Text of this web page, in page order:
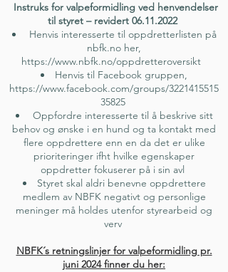
Instruks for valpeformidling ved henvendelser
til styret – revidert 06.11.2022
Henvis interesserte til oppdretterlisten på
nbfk.no her,
https://www.nbfk.no/oppdretteroversikt
Henvis til Facebook gruppen,
https://www.facebook.com/groups/3221415515
35825
Oppfordre interesserte til å beskrive sitt
behov og ønske i en hund og ta kontakt med
flere oppdrettere enn en da det er ulike
prioriteringer ifht hvilke egenskaper
oppdretter fokuserer på i sin avl
Styret skal aldri benevne oppdrettere
medlem av NBFK negativt og personlige
meninger må holdes utenfor styrearbeid og
verv
NBFK´s retningslinjer for valpeformidling pr.
juni 2024 finner du her: